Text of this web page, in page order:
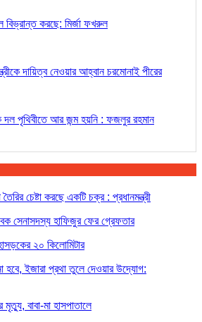
বিভ্রান্ত করছে: মির্জা ফখরুল
দায়িত্ব নেওয়ার আহ্বান চরমোনাই পীরের
দল পৃথিবীতে আর জন্ম হয়নি : ফজলুর রহমান
চেষ্টা করছে একটি চক্র : প্রধানমন্ত্রী
সেনাসদস্য হাফিজুর ফের গ্রেফতার
২০ কিলোমিটার
হবে, ইজারা প্রথা তুলে দেওয়ার উদ্যোগ:
বাবা-মা হাসপাতালে